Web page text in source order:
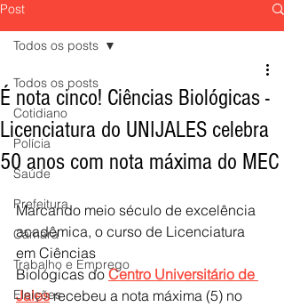
Post
Todos os posts
Cotidiano
Polícia
Saúde
Prefeitura
Câmara
Trabalho e Emprego
Eleições
Todos os posts
É nota cinco! Ciências Biológicas -
Licenciatura do UNIJALES celebra
50 anos com nota máxima do MEC
Marcando meio século de excelência
acadêmica, o curso de Licenciatura
em Ciências
Biológicas do Centro Universitário de
Jales recebeu a nota máxima (5) no